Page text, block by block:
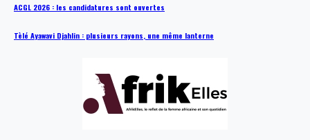
ACGL 2026 : les candidatures sont ouvertes
Tèlé Ayawavi Djahlin : plusieurs rayons, une même lanterne